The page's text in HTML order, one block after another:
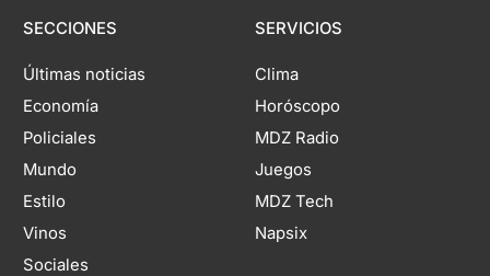
SECCIONES
Últimas noticias
Economía
Policiales
Mundo
Estilo
Vinos
Sociales
SERVICIOS
Clima
Horóscopo
MDZ Radio
Juegos
MDZ Tech
Napsix